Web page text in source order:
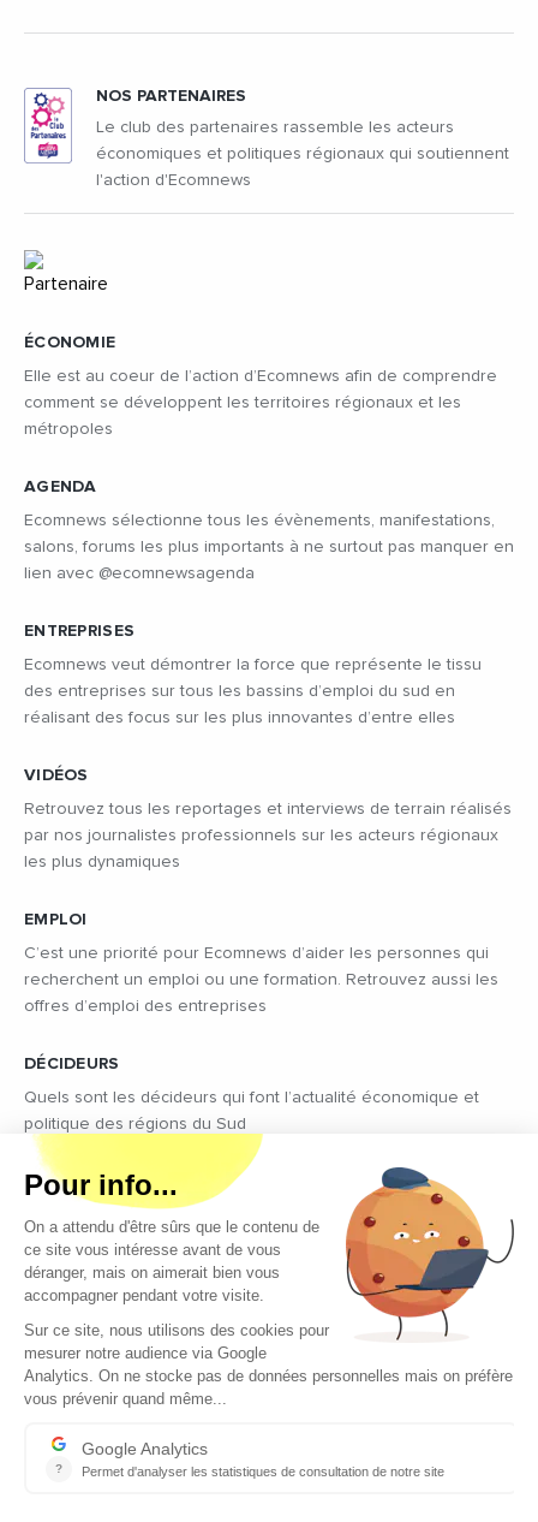
ÉCONOMIE
Elle est au coeur de l’action d’Ecomnews afin de comprendre
comment se développent les territoires régionaux et les
métropoles
AGENDA
Ecomnews sélectionne tous les évènements, manifestations,
salons, forums les plus importants à ne surtout pas manquer en
lien avec @ecomnewsagenda
ENTREPRISES
Ecomnews veut démontrer la force que représente le tissu
des entreprises sur tous les bassins d’emploi du sud en
réalisant des focus sur les plus innovantes d’entre elles
VIDÉOS
Retrouvez tous les reportages et interviews de terrain réalisés
par nos journalistes professionnels sur les acteurs régionaux
les plus dynamiques
EMPLOI
C’est une priorité pour Ecomnews d’aider les personnes qui
recherchent un emploi ou une formation. Retrouvez aussi les
offres d’emploi des entreprises
DÉCIDEURS
Quels sont les décideurs qui font l’actualité économique et
politique des régions du Sud
NOS PARTENAIRES
Le club des partenaires rassemble les acteurs
économiques et politiques régionaux qui soutiennent
l'action d'Ecomnews
Copyright © 2026 - Tous droits réservés
Qui sommes-nous ?
Contact
Conditions générales d’utilisation